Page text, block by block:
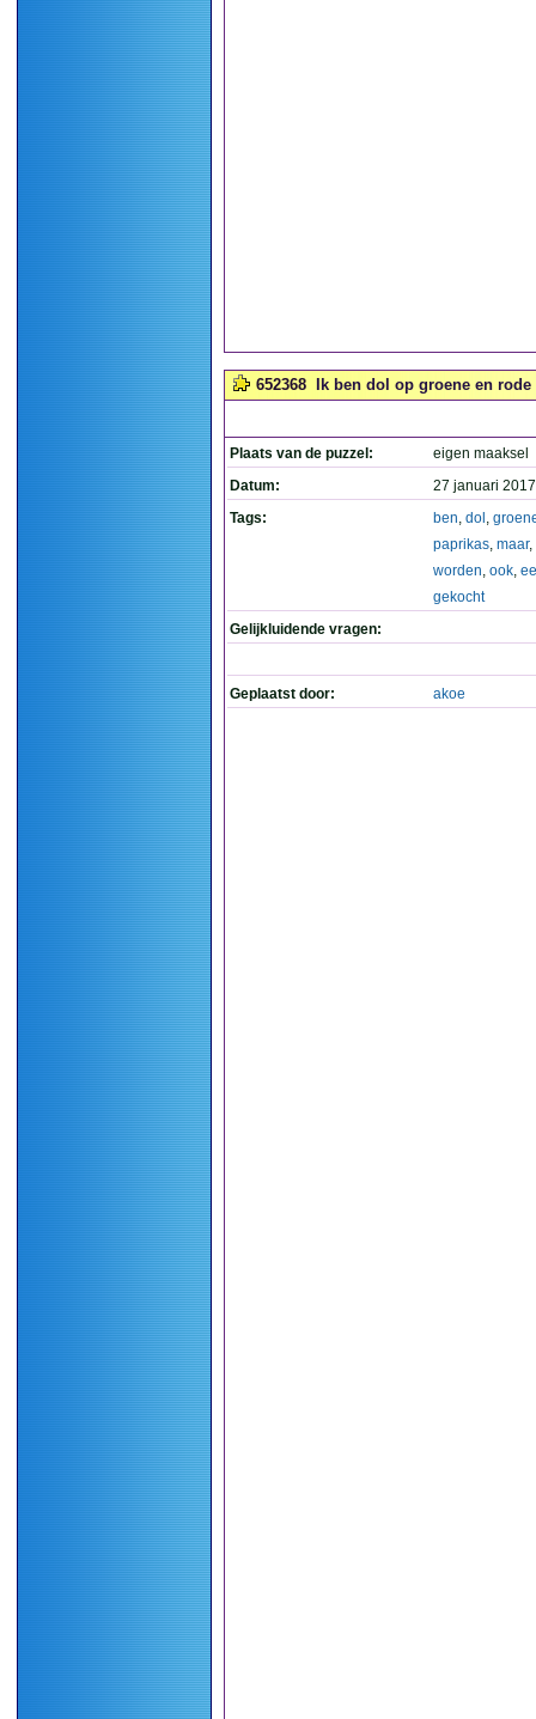
652368 Ik ben dol op groene en
Plaats van de puzzel:
eigen maaksel
Datum:
27 januari
Tags:
ben, dol ,
paprikas, maar,
worden, ook,
gekocht
Gelijkluidende vragen:
Geplaatst door: akoe